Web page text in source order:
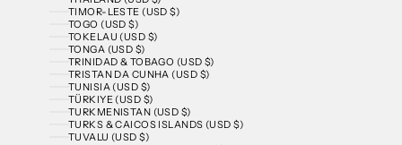
TIMOR-LESTE (USD $)
TOGO (USD $)
TOKELAU (USD $)
TONGA (USD $)
TRINIDAD & TOBAGO (USD $)
TRISTAN DA CUNHA (USD $)
TUNISIA (USD $)
TÜRKIYE (USD $)
TURKMENISTAN (USD $)
TURKS & CAICOS ISLANDS (USD $)
TUVALU (USD $)